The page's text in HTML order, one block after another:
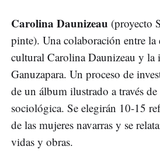
Carolina Daunizeau (proyecto
pinte). Una colaboración entre la
cultural Carolina Daunizeau y la
Ganuzapara. Un proceso de
de un álbum ilustrado a través
sociológica. Se elegirán 10-15
de las mujeres navarras y se
vidas y obras.